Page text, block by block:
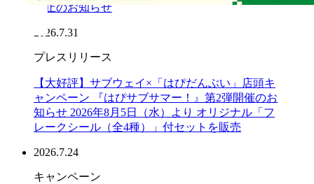
休止のお知らせ
2026.7.31
プレスリリース
【大好評】サブウェイ×「はぴだんぶい」店頭キ
ャンペーン 『はぴサブサマー！』第2弾開催のお
知らせ 2026年8月5日（水）より オリジナル「フ
レークシール（全4種）」付セットを販売
2026.7.24
キャンペーン